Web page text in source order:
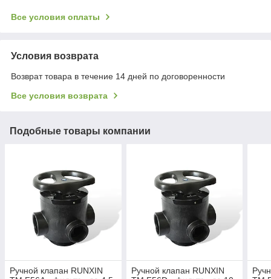
Все условия оплаты
Условия возврата
Возврат товара в течение 14 дней по договоренности
Все условия возврата
Подобные товары компании
Ручной клапан RUNXIN
Ручной клапан RUNXIN